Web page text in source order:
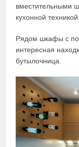
вместительными
кухонной техникой.
Рядом шкафы с
интересная
бутылочница.